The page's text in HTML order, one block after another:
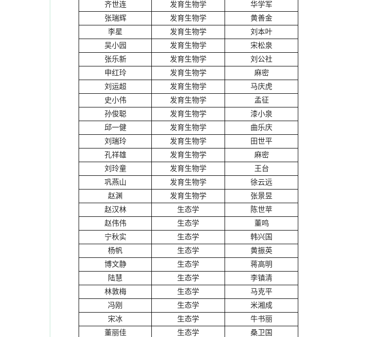
齐世连
发育生物学
华学军
张瑞辉
发育生物学
黄善金
李星
发育生物学
刘本叶
吴小园
发育生物学
宋松泉
张乐新
发育生物学
刘公社
申红玲
发育生物学
麻密
刘运超
发育生物学
马庆虎
史小伟
发育生物学
孟征
孙俊聪
发育生物学
漆小泉
邱一健
发育生物学
曲乐庆
刘瑞玲
发育生物学
田世平
孔祥雄
发育生物学
麻密
刘玲童
发育生物学
王台
巩燕山
发育生物学
徐云远
赵渊
发育生物学
张景昱
赵汉林
生态学
陈世苹
赵伟伟
生态学
董鸣
宁秋实
生态学
韩兴国
杨帆
生态学
黄振英
博文静
生态学
蒋高明
陆慧
生态学
李镇清
林敦梅
生态学
马克平
冯刚
生态学
米湘成
宋冰
生态学
牛书丽
董丽佳
生态学
桑卫国